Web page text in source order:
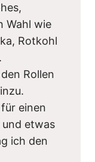
Wahl wie
Rotkohl
Rollen
einen
etwas
ich den